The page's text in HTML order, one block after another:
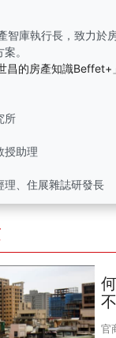
智庫執行長，致力於
。
昌的房產知識Beffet+」
所
授助理
理、住展雜誌研發長
官